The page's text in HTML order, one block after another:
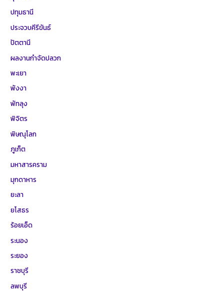
ปทุมธานี
ประจวบคีรีขันธ์
ปัตตานี
ผลงานกำจัดปลวก
พะเยา
พังงา
พัทลุง
พิจิตร
พิษณุโลก
ภูเก็ต
มหาสารคราม
มุกดาหาร
ยะลา
ยโสธร
ร้อยเอ็ด
ระนอง
ระยอง
ราชบุรี
ลพบุรี